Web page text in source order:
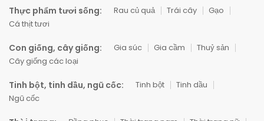
Thực phẩm tươi sống: Rau củ quả Trái cây
Gạo
Cá thịt tươi
Con giống, cây giống: Gia súc Gia cầm
Thuỷ sản
Cây giống các loại
Tinh bột, tinh dầu, ngũ cốc: Tinh bột
Tinh dầu
Ngũ cốc